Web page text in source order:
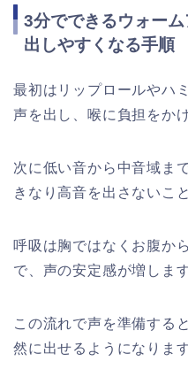
3分でできるウォー
出しやすくなる手順
最初はリップロールやハ
声を出し、喉に負担をか
次に低い音から中音域ま
きなり高音を出さないこ
呼吸は胸ではなくお腹か
で、声の安定感が増します
この流れで声を準備する
然に出せるようになります